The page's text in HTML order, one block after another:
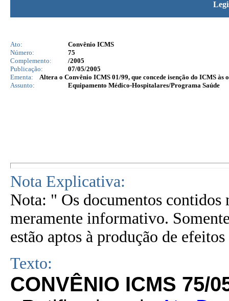
Ato:
Convênio ICMS
Número:
75
Complemento:
/2005
Publicação:
07/05/2005
Ementa:
Altera o Convênio ICMS 01/99, que concede isenção do ICMS às
Assunto:
Equipamento Médico-Hospitalares/Programa Saúde
Nota Explicativa:
Nota: " Os documentos contidos
meramente informativo.
estão aptos à produção de
Texto:
CONVÊNIO ICMS 75/